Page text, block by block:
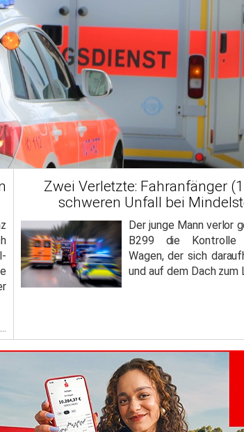
Zwei Verletzte: Fahranfänger
schweren Unfall bei
Der junge Mann verlor
B299 die Kontrolle
Wagen, der sich
und auf dem Dach zum